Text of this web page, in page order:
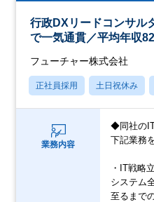
行政DXリードコンサル
で一気通貫／平均年収
フューチャー株式会社
正社員採用 土日祝休み
業務内容
◆同社の
下記業務
・IT戦略
システム
至るまで